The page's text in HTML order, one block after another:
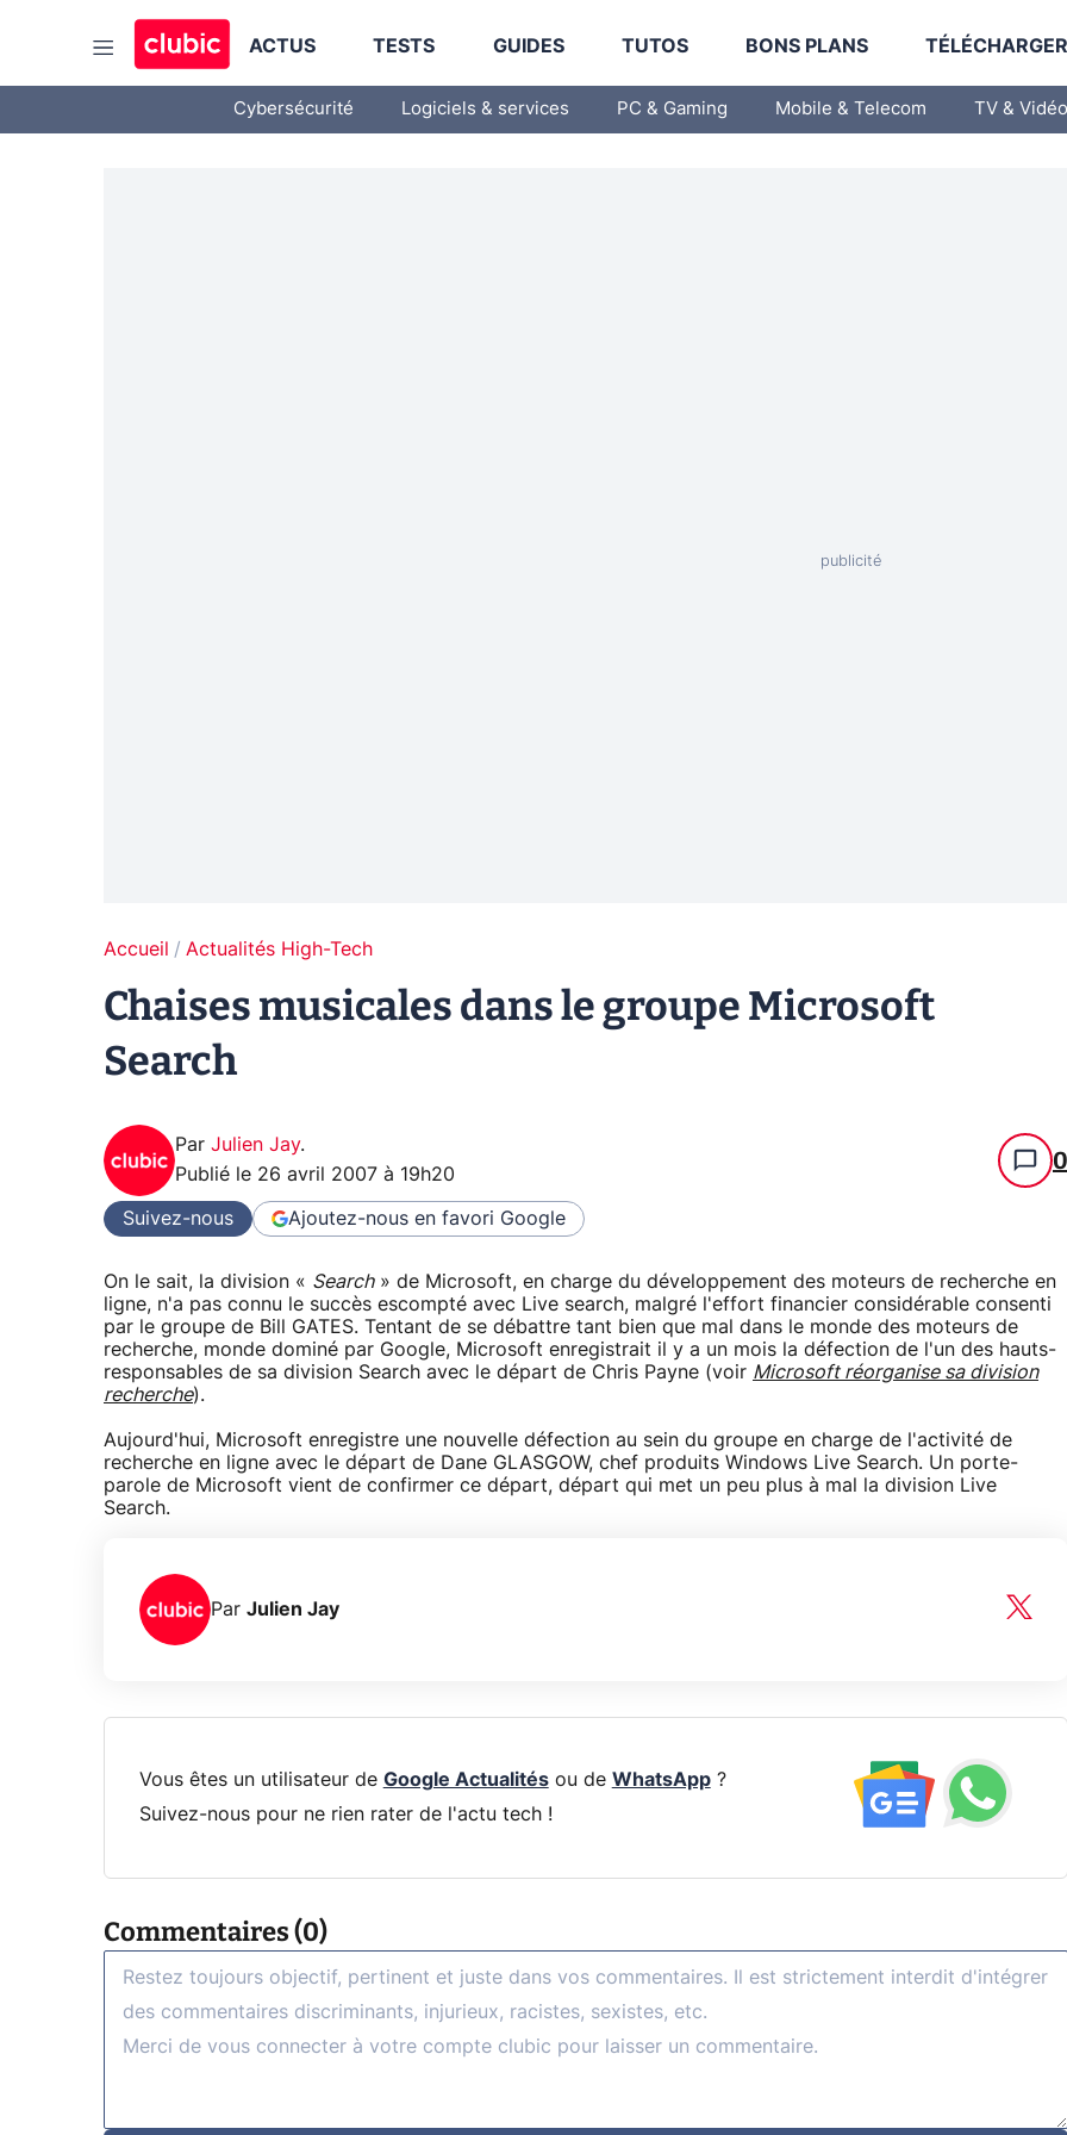
ACTUS TESTS GUIDES TUTOS BONS PLANS
Cybersécurité Logiciels & services PC & Gaming Mobile & Telecom TV & Vidéo
Accueil Actualités High-Tech
Chaises musicales dans le groupe Microsoft
Search
Par Julien Jay.
Publié le 26 avril 2007 à 19h20 0
Suivez-nous Ajoutez-nous en favori Google
On le sait, la division « Search» de Microsoft, en charge du développement des moteurs de recherche en
ligne, n'a pas connu le succès escompté avec Live search, malgré l'effort financier considérable consenti
par le groupe de Bill GATES. Tentant de se débattre tant bien que mal dans le monde des moteurs de
recherche, monde dominé par Google, Microsoft enregistrait il y a un mois la défection de l'un des hauts-
responsables de sa division Search avec le départ de Chris Payne (voir Microsoft réorganise sa division
recherche).
Aujourd'hui, Microsoft enregistre une nouvelle défection au sein du groupe en charge de l'activité de
recherche en ligne avec le départ de Dane GLASGOW, chef produits Windows Live Search. Un porte-
parole de Microsoft vient de confirmer ce départ, départ qui met un peu plus à mal la division Live
Search.
Par Julien Jay
Vous êtes un utilisateur de Google Actualitésou de WhatsApp?
Suivez-nous pour ne rien rater de l'actu tech !
Commentaires (0)